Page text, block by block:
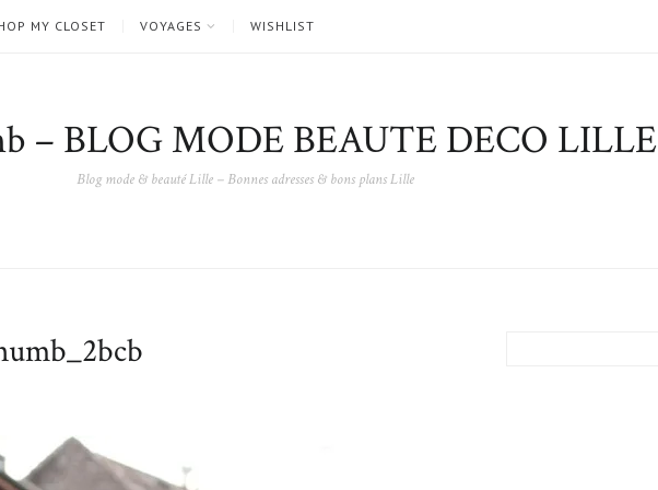
MY CLOSET VOYAGES WISHLIST
– BLOG MODE BEAUTE DECO LILLE
Blog mode & beauté Lille – Bonnes adresses & bons plans Lille